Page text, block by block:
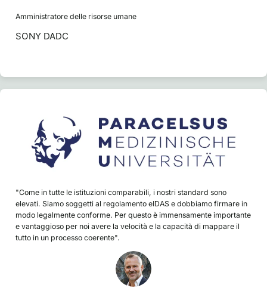
Amministratore delle risorse umane
SONY DADC
"Come in tutte le istituzioni comparabili, i nostri standard sono
elevati. Siamo soggetti al regolamento eIDAS e dobbiamo firmare in
modo legalmente conforme. Per questo è immensamente importante
e vantaggioso per noi avere la velocità e la capacità di mappare il
tutto in un processo coerente".